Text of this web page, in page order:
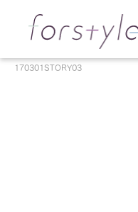
170301STORY03